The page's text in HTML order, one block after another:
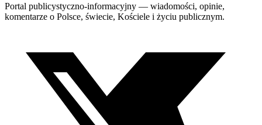
Portal publicystyczno-informacyjny — wiadomości, opinie,
komentarze o Polsce, świecie, Kościele i życiu publicznym.